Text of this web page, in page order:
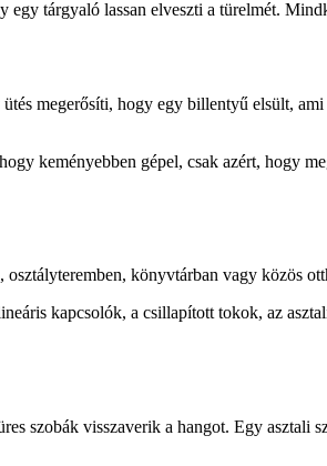
tárgyaló lassan elveszti a türelmét.
megerősíti, hogy egy billentyű elsült,
keményebben gépel, csak azért, hogy
könyvtárban vagy közös
kapcsolók, a csillapított tokok, az
szobák visszaverik a hangot. Egy